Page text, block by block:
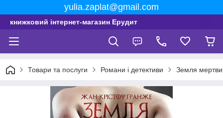
yulia.zaplat@gmail.com
книжковий інтернет-магазин Ерудит
Товари та послуги Романи і детективи Земля